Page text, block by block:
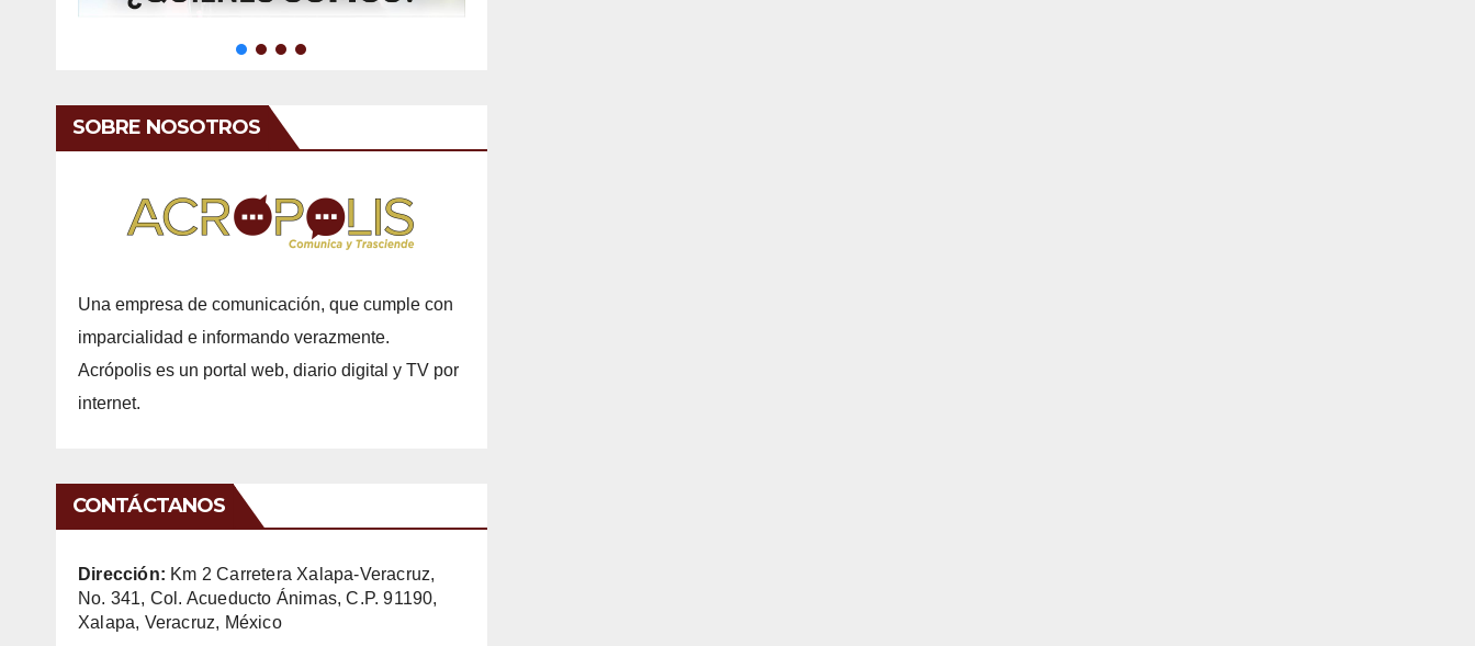
SOBRE NOSOTROS
Una empresa de comunicación, que cumple con
imparcialidad e informando verazmente.
Acrópolis es un portal web, diario digital y TV por
internet.
CONTÁCTANOS
Dirección: Km 2 Carretera Xalapa-Veracruz,
No. 341, Col. Acueducto Ánimas, C.P. 91190,
Xalapa, Veracruz, México